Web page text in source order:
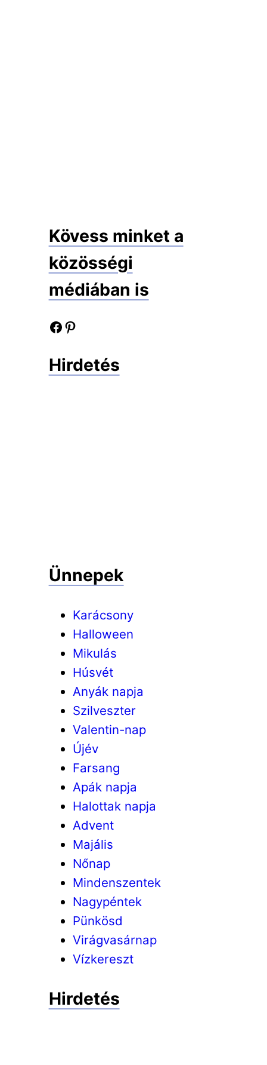
Kövess minket a
közösségi
médiában is
Facebook oldalunk Pinterest oldalunk
Hirdetés
Ünnepek
Karácsony
Halloween
Mikulás
Húsvét
Anyák napja
Szilveszter
Valentin-nap
Újév
Farsang
Apák napja
Halottak napja
Advent
Majális
Nőnap
Mindenszentek
Nagypéntek
Pünkösd
Virágvasárnap
Vízkereszt
Hirdetés